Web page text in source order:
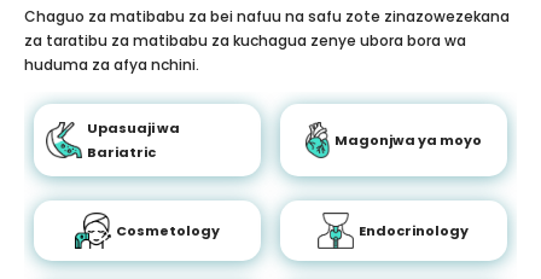
Chaguo za matibabu za bei nafuu na safu zote zinazowezekana
za taratibu za matibabu za kuchagua zenye ubora bora wa
huduma za afya nchini.
Upasuaji wa
Bariatric
Magonjwa ya moyo
Cosmetology Endocrinology